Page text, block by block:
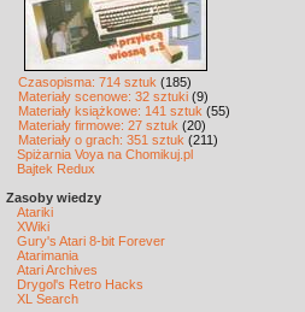
Czasopisma: 714 sztuk (185)
Materiały scenowe: 32 sztuki (9)
Materiały książkowe: 141 sztuk (55)
Materiały firmowe: 27 sztuk (20)
Materiały o grach: 351 sztuk (211)
Spiżarnia Voya na Chomikuj.pl
Bajtek Redux
Zasoby wiedzy
Atariki
XWiki
Gury's Atari 8-bit Forever
Atarimania
Atari Archives
Drygol's Retro Hacks
XL Search